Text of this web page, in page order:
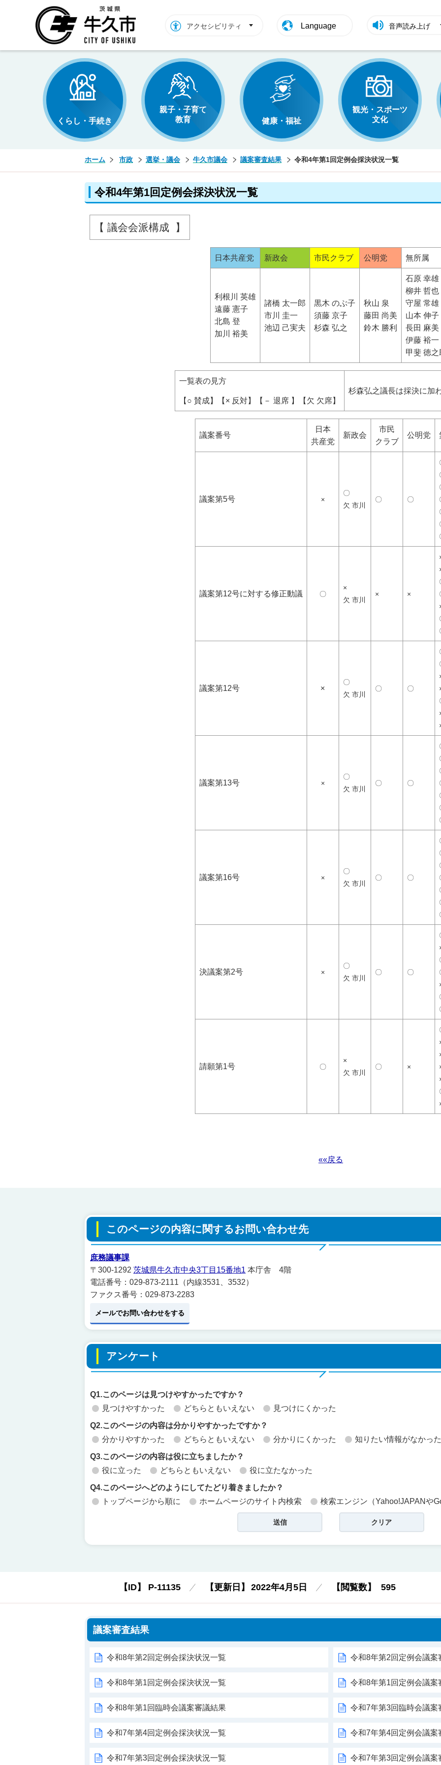
アクセシビリティ Language 音声読み上げ
くらし・手続き
親子・子育て
教育
健康・福祉
観光・スポーツ
文化
ホーム 市政 選挙・議会 牛久市議会 議案審査結果 令和4年第1回定例会採決状況一覧
令和4年第1回定例会採決状況一覧
【 議会会派構成 】
日本共産党 新政会 市民クラブ 公明党 無所属
利根川 英雄
遠藤 憲子
北島 登
加川 裕美
諸橋 太一郎
市川 圭一
池辺 己実夫
黒木 のぶ子
須藤 京子
杉森 弘之
秋山 泉
藤田 尚美
鈴木 勝利
石原 幸雄
柳井 哲也
守屋 常雄
山本 伸子
長田 麻美
伊藤 裕一
甲斐 徳之
一覧表の見方
【○ 賛成】【× 反対】【 － 退席 】 【欠 欠席】
杉森弘之議長は採決に加
議案番号
日本
共産党
新政会
市民
クラブ
公明党
議案第5号 ×
〇
欠 市川
〇 〇
議案第12号に対する修正動議 〇
×
欠 市川
× ×
議案第12号 ×
〇
欠 市川
〇 〇
議案第13号 ×
〇
欠 市川
〇 〇
議案第16号 ×
〇
欠 市川
〇 〇
決議案第2号 ×
〇
欠 市川
〇 〇
請願第1号 〇
×
欠 市川
〇 ×
««戻る
このページの内容に関するお問い合わせ先
庶務議事課
〒300-1292 茨城県牛久市中央3丁目15番地1 本庁舎 4階
電話番号：029-873-2111（内線3531、3532）
ファクス番号：029-873-2283
メールでお問い合わせをする
アンケート
Q1.このページは見つけやすかったですか？
見つけやすかった
どちらともいえない 見つけにくかった
Q2.このページの内容は分かりやすかったですか？
分かりやすかった
どちらともいえない 分かりにくかった 知りたい情報がなかった
Q3.このページの内容は役に立ちましたか？
役に立った
どちらともいえない 役に立たなかった
Q4.このページへどのようにしてたどり着きましたか？
トップページから順に
ホームページのサイト内検索 検索エンジン（Yahoo!JAPANや
【ID】 P-11135 【更新日】 2022年4月5日 【閲覧数】 595
議案審査結果
令和8年第2回定例会採決状況一覧 令和8年第2回定例会議案
令和8年第1回定例会採決状況一覧 令和8年第1回定例会議案
令和8年第1回臨時会議案審議結果 令和7年第3回臨時会議案
令和7年第4回定例会採決状況一覧 令和7年第4回定例会議案
令和7年第3回定例会採決状況一覧 令和7年第3回定例会議案